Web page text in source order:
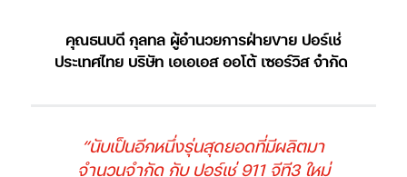
คุณธนบดี กุลทล ผู้อำนวยการฝ่ายขาย ปอร์เช่
ประเทศไทย บริษัท เอเอเอส ออโต้ เซอร์วิส จำกัด
“นับเป็นอีกหนึ่งรุ่นสุดยอดที่มีผลิตมา
จำนวนจำกัด กับ ปอร์เช่ 911 จีที3 ใหม่